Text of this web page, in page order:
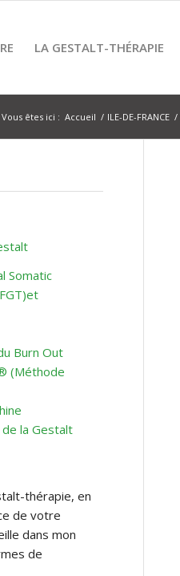
LA GESTALT-THÉRAPIE
Vous êtes ici : Accueil / ILE-DE-FRANCE /
Somatic
Burn Out
(Méthode
la Gestalt
thérapie, en
de votre
dans mon
de